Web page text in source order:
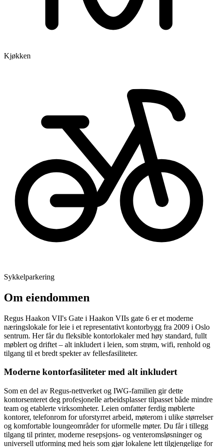
Kjøkken
Sykkelparkering
Om eiendommen
Regus Haakon VII's Gate i Haakon VIIs gate 6 er et moderne
næringslokale for leie i et representativt kontorbygg fra 2009 i Oslo
sentrum. Her får du fleksible kontorlokaler med høy standard, fullt
møblert og driftet – alt inkludert i leien, som strøm, wifi, renhold og
tilgang til et bredt spekter av fellesfasiliteter.
Moderne kontorfasiliteter med alt inkludert
Som en del av Regus-nettverket og IWG-familien gir dette
kontorsenteret deg profesjonelle arbeidsplasser tilpasset både mindre
team og etablerte virksomheter. Leien omfatter ferdig møblerte
kontorer, telefonrom for uforstyrret arbeid, møterom i ulike størrelser
og komfortable loungeområder for uformelle møter. Du får i tillegg
tilgang til printer, moderne resepsjons- og venteromsløsninger og
universell utforming med heis som gjør lokalene lett tilgjengelige for